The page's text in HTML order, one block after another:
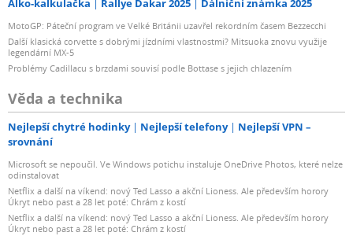
Alko-kalkulačka Rallye Dakar 2025 Dálniční známka 2025
MotoGP: Páteční program ve Velké Británii uzavřel rekordním časem Bezzecchi
Další klasická corvette s dobrými jízdními vlastnostmi? Mitsuoka znovu využije
legendární MX-5
Problémy Cadillacu s brzdami souvisí podle Bottase s jejich chlazením
Věda a technika
Nejlepší chytré hodinky Nejlepší telefony
Nejlepší VPN –
srovnání
Microsoft se nepoučil. Ve Windows potichu instaluje OneDrive Photos, které nelze
odinstalovat
Netflix a další na víkend: nový Ted Lasso a akční Lioness. Ale především horory
Úkryt nebo past a 28 let poté: Chrám z kostí
Netflix a další na víkend: nový Ted Lasso a akční Lioness. Ale především horory
Úkryt nebo past a 28 let poté: Chrám z kostí